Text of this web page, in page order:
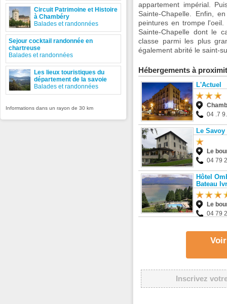
appartement impérial.
Sainte-Chapelle. Enfin,
peintures en trompe
Sainte-Chapelle dont le
classe parmi les plus
également abrité le saint-
Hébergements à
L'Actuel
04 .7
Le Savoy
Le
04 79
Hôtel
Bateau
Le
04 79
Inscrivez
Circuit Patrimoine et Histoire
à Chambéry
Balades et randonnées
Sejour cocktail randonnée en
chartreuse
Balades et randonnées
Les lieux touristiques du
département de la savoie
Balades et randonnées
Informations dans un rayon de 30 km